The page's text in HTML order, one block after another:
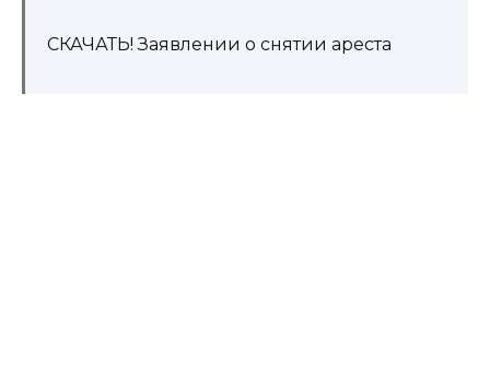
СКАЧАТЬ! Заявлении о снятии ареста